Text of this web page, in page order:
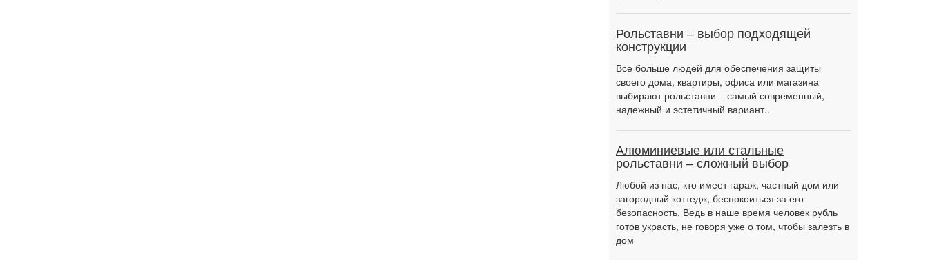
Рольставни – выбор подходящей
конструкции
Все больше людей для обеспечения защиты
своего дома, квартиры, офиса или магазина
выбирают рольставни – самый современный,
надежный и эстетичный вариант..
Алюминиевые или стальные
рольставни – сложный выбор
Любой из нас, кто имеет гараж, частный дом или
загородный коттедж, беспокоиться за его
безопасность. Ведь в наше время человек рубль
готов украсть, не говоря уже о том, чтобы залезть в
дом